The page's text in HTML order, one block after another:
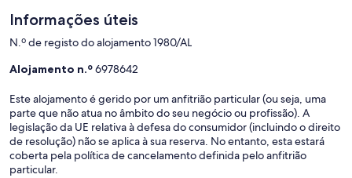
Informações úteis
N.º de registo do alojamento 1980/AL
Alojamento n.º6978642
Este alojamento é gerido por um anfitrião particular (ou seja, uma
parte que não atua no âmbito do seu negócio ou profissão). A
legislação da UE relativa à defesa do consumidor (incluindo o direito
de resolução) não se aplica à sua reserva. No entanto, esta estará
coberta pela política de cancelamento definida pelo anfitrião
particular.